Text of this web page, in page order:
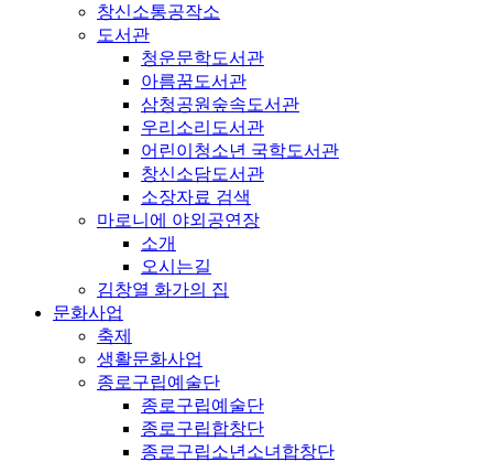
창신소통공작소
도서관
청운문학도서관
아름꿈도서관
삼청공원숲속도서관
우리소리도서관
어린이청소년 국학도서관
창신소담도서관
소장자료 검색
마로니에 야외공연장
소개
오시는길
김창열 화가의 집
문화사업
축제
생활문화사업
종로구립예술단
종로구립예술단
종로구립합창단
종로구립소년소녀합창단